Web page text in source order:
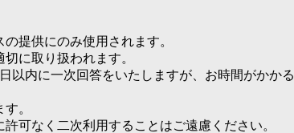
提供にのみ使用されます。
に取り扱われます。
以内に一次回答をいたしますが、お時間がかか
。
可なく二次利用することはご遠慮ください。